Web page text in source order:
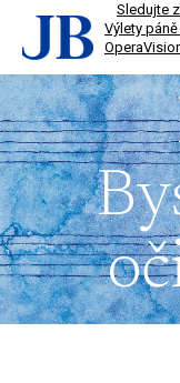
Sledujte
Výlety